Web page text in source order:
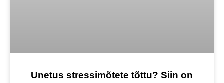
Unetus stressimõtete tõttu? Siin on